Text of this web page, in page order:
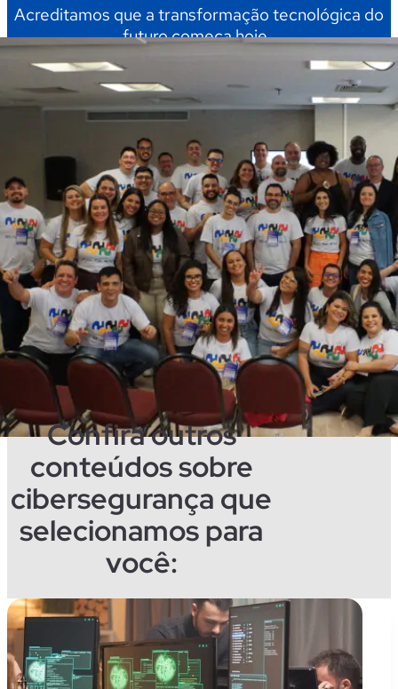
Acreditamos que a transformação tecnológica do
futuro começa hoje.
Confira outros
conteúdos sobre
cibersegurança que
selecionamos para
você: